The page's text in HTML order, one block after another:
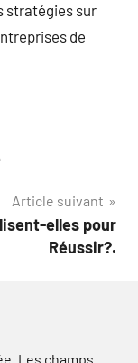
stratégies sur
de
Article suivant
elles pour
Réussir?.
Les champs